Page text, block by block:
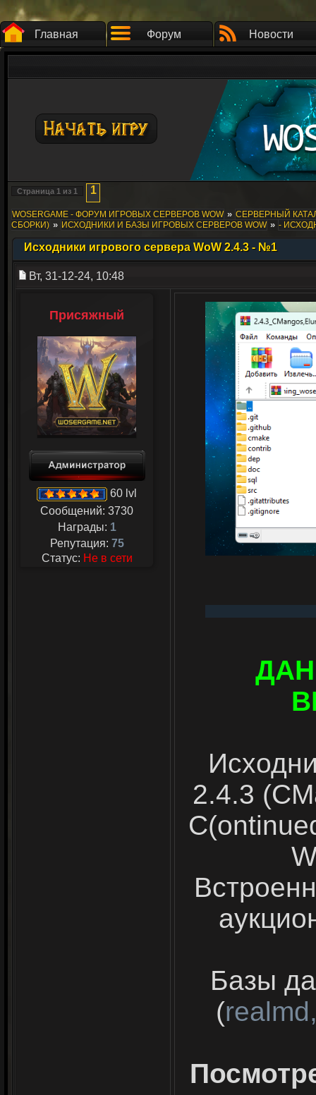
Главная Форум Новости
Страница 1 из 1 1
WOSERGAME - ФОРУМ ИГРОВЫХ СЕРВЕРОВ WOW » СЕРВЕРНЫЙ
СБОРКИ) » ИСХОДНИКИ И БАЗЫ ИГРОВЫХ СЕРВЕРОВ WOW » -
Исходники игрового сервера WoW 2.4.3 - №1
Вт, 31-12-24, 10:48
Присяжный
60 lvl
Сообщений: 3730
Награды: 1
Репутация: 75
Статус: Не в сети
2.4.3
Базы
(